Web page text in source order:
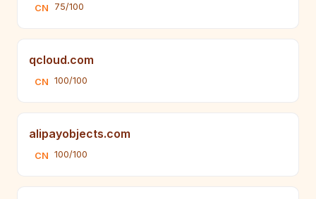
CN 75/100
qcloud.com
CN 100/100
alipayobjects.com
CN 100/100